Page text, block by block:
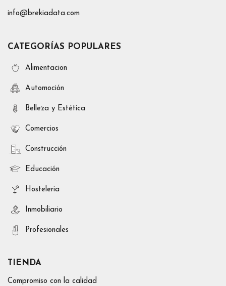
info@brekiadata.com
CATEGORÍAS POPULARES
Alimentacion
Automoción
Belleza y Estética
Comercios
Construcción
Educación
Hosteleria
Inmobiliario
Profesionales
TIENDA
Compromiso con la calidad